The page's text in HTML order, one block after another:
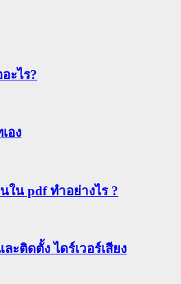
ะไร?
อง
ใน pdf ทำอย่างไร ?
ะติดตั้ง ไดร์เวอร์เสียง